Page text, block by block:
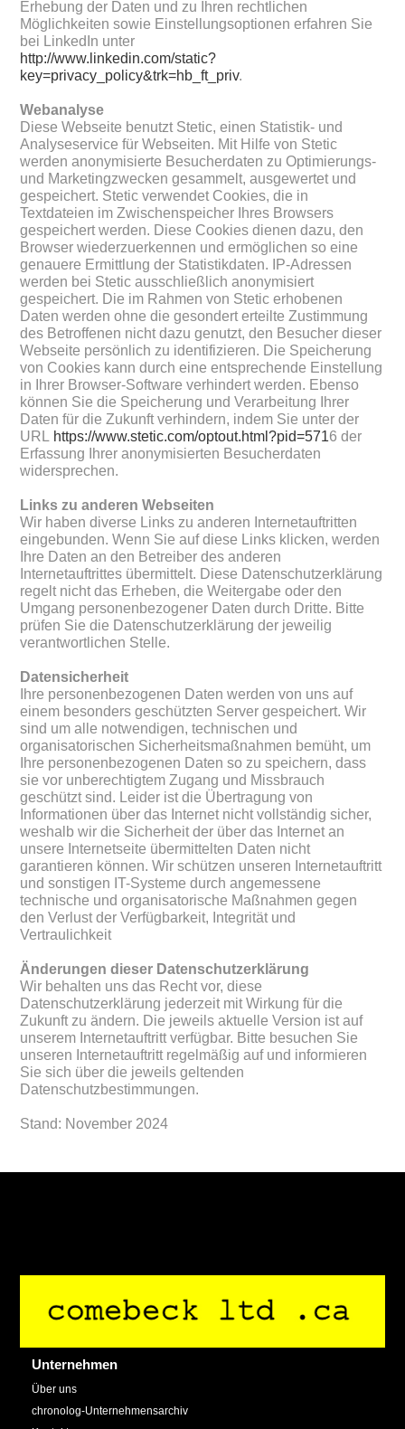
Erhebung der Daten und zu Ihren rechtlichen
Möglichkeiten sowie Einstellungsoptionen erfahren Sie
bei LinkedIn unter
http://www.linkedin.com/static?
key=privacy_policy&trk=hb_ft_priv.
Webanalyse
Diese Webseite benutzt Stetic, einen Statistik- und
Analyseservice für Webseiten. Mit Hilfe von Stetic
werden anonymisierte Besucherdaten zu Optimierungs-
und Marketingzwecken gesammelt, ausgewertet und
gespeichert. Stetic verwendet Cookies, die in
Textdateien im Zwischenspeicher Ihres Browsers
gespeichert werden. Diese Cookies dienen dazu, den
Browser wiederzuerkennen und ermöglichen so eine
genauere Ermittlung der Statistikdaten. IP-Adressen
werden bei Stetic ausschließlich anonymisiert
gespeichert. Die im Rahmen von Stetic erhobenen
Daten werden ohne die gesondert erteilte Zustimmung
des Betroffenen nicht dazu genutzt, den Besucher dieser
Webseite persönlich zu identifizieren. Die Speicherung
von Cookies kann durch eine entsprechende Einstellung
in Ihrer Browser-Software verhindert werden. Ebenso
können Sie die Speicherung und Verarbeitung Ihrer
Daten für die Zukunft verhindern, indem Sie unter der
URL https://www.stetic.com/optout.html?pid=5716 der
Erfassung Ihrer anonymisierten Besucherdaten
widersprechen.
Links zu anderen Webseiten
Wir haben diverse Links zu anderen Internetauftritten
eingebunden. Wenn Sie auf diese Links klicken, werden
Ihre Daten an den Betreiber des anderen
Internetauftrittes übermittelt. Diese Datenschutzerklärung
regelt nicht das Erheben, die Weitergabe oder den
Umgang personenbezogener Daten durch Dritte. Bitte
prüfen Sie die Datenschutzerklärung der jeweilig
verantwortlichen Stelle.
Datensicherheit
Ihre personenbezogenen Daten werden von uns auf
einem besonders geschützten Server gespeichert. Wir
sind um alle notwendigen, technischen und
organisatorischen Sicherheitsmaßnahmen bemüht, um
Ihre personenbezogenen Daten so zu speichern, dass
sie vor unberechtigtem Zugang und Missbrauch
geschützt sind. Leider ist die Übertragung von
Informationen über das Internet nicht vollständig sicher,
weshalb wir die Sicherheit der über das Internet an
unsere Internetseite übermittelten Daten nicht
garantieren können. Wir schützen unseren Internetauftritt
und sonstigen IT-Systeme durch angemessene
technische und organisatorische Maßnahmen gegen
den Verlust der Verfügbarkeit, Integrität und
Vertraulichkeit
Änderungen dieser Datenschutzerklärung
Wir behalten uns das Recht vor, diese
Datenschutzerklärung jederzeit mit Wirkung für die
Zukunft zu ändern. Die jeweils aktuelle Version ist auf
unserem Internetauftritt verfügbar. Bitte besuchen Sie
unseren Internetauftritt regelmäßig auf und informieren
Sie sich über die jeweils geltenden
Datenschutzbestimmungen.
Stand: November 2024
Back
Unternehmen
Über uns
chronolog-Unternehmensarchiv